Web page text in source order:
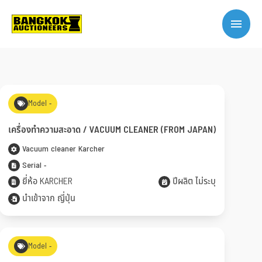
Model -
เครื่องทำความสะอาด / VACUUM CLEANER (FROM JAPAN)
Vacuum cleaner Karcher
Serial -
ยี่ห้อ KARCHER
ปีผลิต ไม่ระบุ
นำเข้าจาก ญี่ปุ่น
Model -